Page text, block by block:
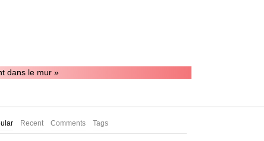
dans le mur »
Recent Comments Tags